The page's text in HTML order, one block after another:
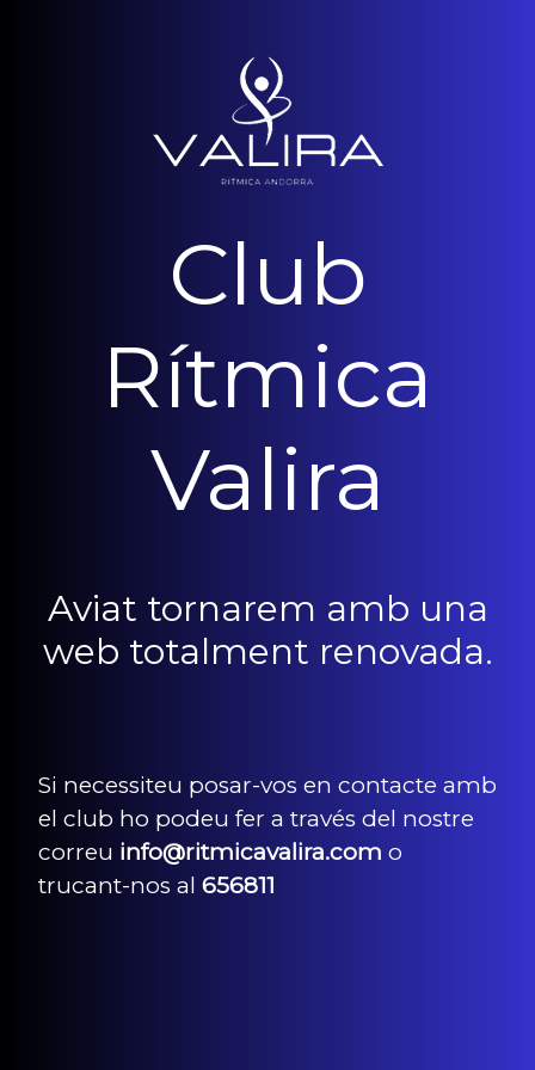
Club
Rítmica
Valira
Aviat tornarem amb una
web totalment renovada.
Si necessiteu posar-vos en contacte amb
el club ho podeu fer a través del nostre
correu info@ritmicavalira.com o
trucant-nos al 656811